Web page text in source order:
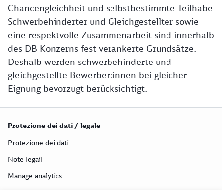
Chancengleichheit und selbstbestimmte Teilhabe
Schwerbehinderter und Gleichgestellter sowie
eine respektvolle Zusammenarbeit sind innerhalb
des DB Konzerns fest verankerte Grundsätze.
Deshalb werden schwerbehinderte und
gleichgestellte Bewerber:innen bei gleicher
Eignung bevorzugt berücksichtigt.
Protezione dei dati / legale
Protezione dei dati
Note legail
Manage analytics